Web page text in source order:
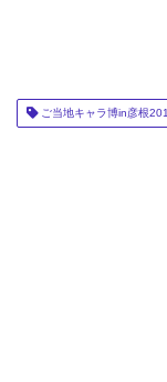
ご当地キャラ博in彦根